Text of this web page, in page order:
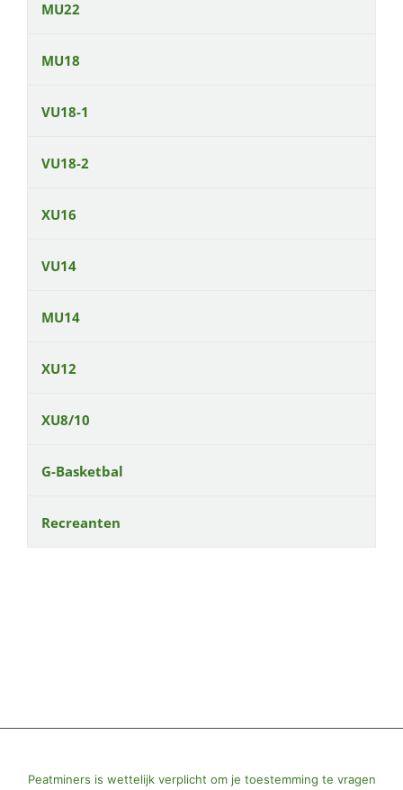
MU22
MU18
VU18-1
VU18-2
XU16
VU14
MU14
XU12
XU8/10
G-Basketbal
Recreanten
Peatminers is wettelijk verplicht om je toestemming te vragen